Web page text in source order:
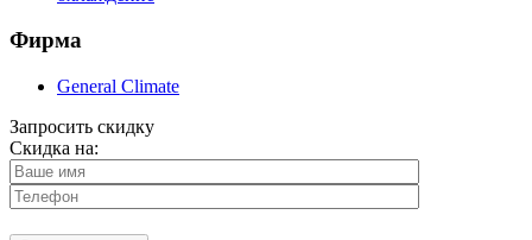
Фирма
General Climate
Запросить скидку
Скидка на: